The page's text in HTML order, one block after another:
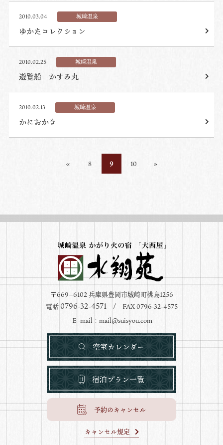
2010.03.04 城崎温泉
ゆかたコレクション
2010.02.25 城崎温泉
遊覧船 かすみ丸
2010.02.13 城崎温泉
かにおかき
« 8 9 10 »
〒669−6102 兵庫県豊岡市城崎町桃島1256
電話 0796-32-4571/ FAX 0796-32-4575
Ｅ-mail： mail@suisyou.com
空室カレンダー
宿泊プラン一覧
予約のキャンセル
キャンセル規定